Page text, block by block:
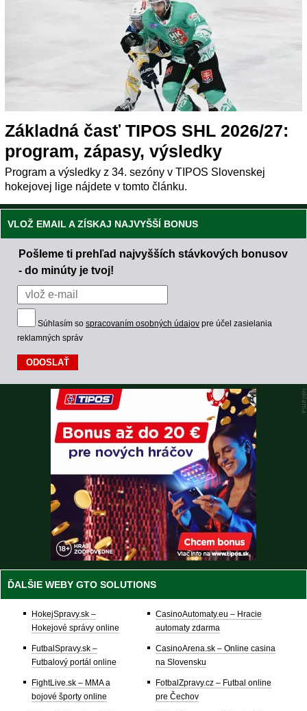
Základná časť TIPOS SHL 2026/27:
program, zápasy, výsledky
Program a výsledky z 34. sezóny v TIPOS Slovenskej
hokejovej lige nájdete v tomto článku.
VLOŽ EMAIL A ZÍSKAJ NAJVYŠŠÍ BONUS
Pošleme ti prehľad najvyšších stávkových bonusov
- do minúty je tvoj!
Súhlasím so spracovaním osobných údajov pre účel zasielania
reklamných správ
ĎALŠIE WEBY GTO SOLUTIONS
HokejSpravy.sk –
Hokejové správy online
FutbalSpravy.sk –
Futbalový portál online
FightLive.sk – MMA a
bojové športy online
CasinoAutomaty.eu – Hracie
automaty zdarma
CasinoArena.sk – Online casina
na Slovensku
FotbalZpravy.cz – Futbal online
pre Čechov